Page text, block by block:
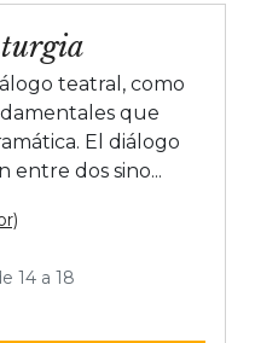
teatral, como
que
El diálogo
entre dos sino...
14 a 18